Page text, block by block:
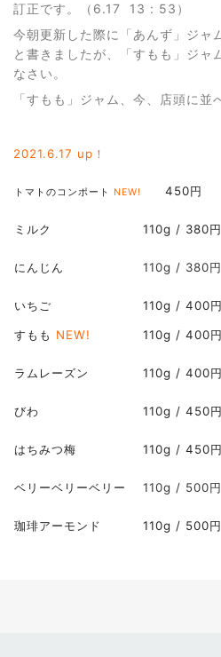
訂正です。（6.17 13 : 53）
今朝更新した際に「あんず」ジャ
と書きましたが、「すもも」ジャ
なさい。
「すもも」ジャム、今、店頭に並
2021.6.17 up！
トマトのコンポート NEW! 450円
ミルク 110g / 380円
にんじん 110g / 380円
いちご
すもも NEW!
110g / 400円
110g / 400円
ラムレーズン 110g / 400円
びわ 110g / 450円
はちみつ梅 110g / 450円
ベリーベリーベリー 110g / 500円
珈琲アーモンド 110g / 500円